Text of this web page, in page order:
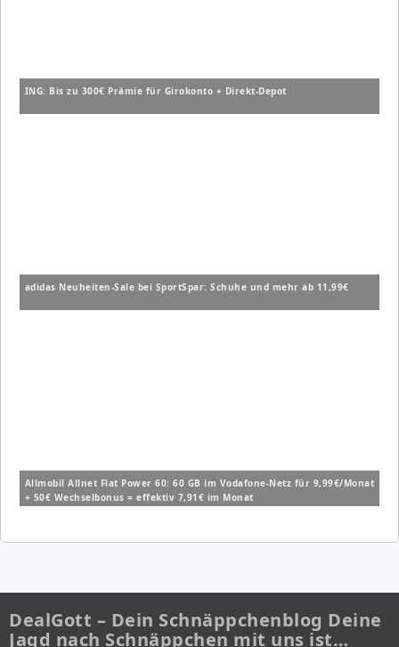
ING: Bis zu 300€ Prämie für Girokonto + Direkt-Depot
adidas Neuheiten-Sale bei SportSpar: Schuhe und mehr ab 11,99€
Allmobil Allnet Flat Power 60: 60 GB im Vodafone-Netz für 9,99€/Monat
+ 50€ Wechselbonus = effektiv 7,91€ im Monat
DealGott – Dein Schnäppchenblog Deine
Jagd nach Schnäppchen mit uns ist…